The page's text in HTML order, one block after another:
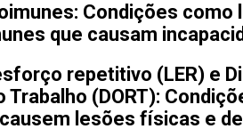
Condições como
que causam
repetitivo (LER) e
(DORT):
lesões físicas e